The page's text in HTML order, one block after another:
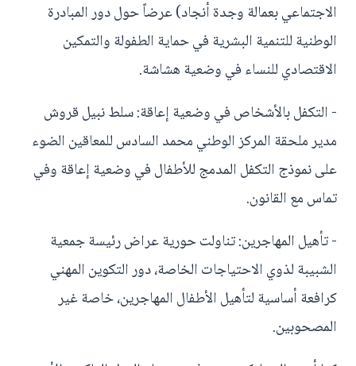
الاجتماعي بعمالة وجدة أنجاد) عرضاً حول دور المبادرة
الوطنية للتنمية البشرية في حماية الطفولة والتمكين
الاقتصادي للنساء في وضعية هشاشة.
- التكفل بالأشخاص في وضعية إعاقة: سلط نبيل قروش
مدير ملحقة المركز الوطني محمد السادس للمعاقين الضوء
على نموذج التكفل المدمج للأطفال في وضعية إعاقة وفي
تماس مع القانون.
- تأهيل المهاجرين: تناولت حورية عراض رئيسة جمعية
الشبيبة لذوي الاحتياجات الخاصة، دور التكوين المهني
كرافعة أساسية لتأهيل الأطفال المهاجرين، خاصة غير
المصحوبين.